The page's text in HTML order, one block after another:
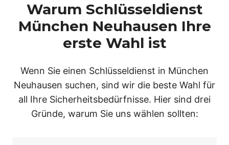
Warum Schlüsseldienst
München Neuhausen Ihre
erste Wahl ist
Wenn Sie einen Schlüsseldienst in München
Neuhausen suchen, sind wir die beste Wahl für
all Ihre Sicherheitsbedürfnisse. Hier sind drei
Gründe, warum Sie uns wählen sollten: